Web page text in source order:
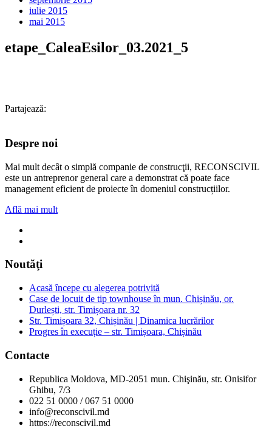
iulie 2015
mai 2015
etape_CaleaEsilor_03.2021_5
Partajează:
Despre noi
Mai mult decât o simplă companie de construcţii, RECONSCIVIL
este un antreprenor general care a demonstrat că poate face
management eficient de proiecte în domeniul construcțiilor.
Află mai mult
Noutăţi
Acasă începe cu alegerea potrivită
Case de locuit de tip townhouse în mun. Chișinău, or.
Durlești, str. Timișoara nr. 32
Str. Timișoara 32, Chișinău | Dinamica lucrărilor
Progres în execuție – str. Timișoara, Chișinău
Contacte
Republica Moldova, MD-2051 mun. Chişinău, str. Onisifor
Ghibu, 7/3
022 51 0000 / 067 51 0000
info@reconscivil.md
https://reconscivil.md